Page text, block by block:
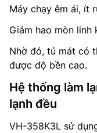
Máy chạy êm ái, ít
Giảm hao mòn linh
Nhờ đó, tủ mát có
được độ bền cao.
Hệ thống làm
lạnh đều
VH-358K3L sử